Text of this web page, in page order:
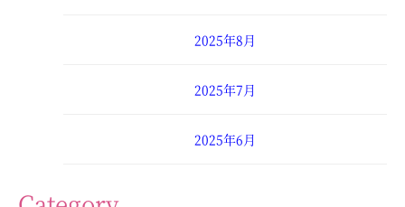
2025年8月
2025年7月
2025年6月